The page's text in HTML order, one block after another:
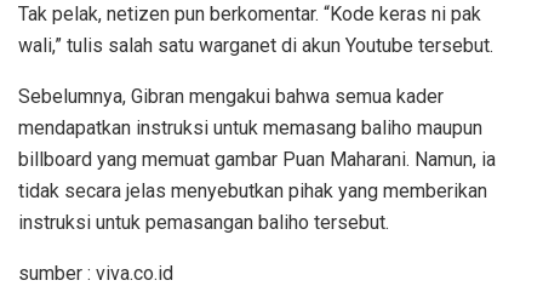
Tak pelak, netizen pun berkomentar. “Kode keras ni pak
wali,” tulis salah satu warganet di akun Youtube tersebut.
Sebelumnya, Gibran mengakui bahwa semua kader
mendapatkan instruksi untuk memasang baliho maupun
billboard yang memuat gambar Puan Maharani. Namun, ia
tidak secara jelas menyebutkan pihak yang memberikan
instruksi untuk pemasangan baliho tersebut.
sumber : viva.co.id